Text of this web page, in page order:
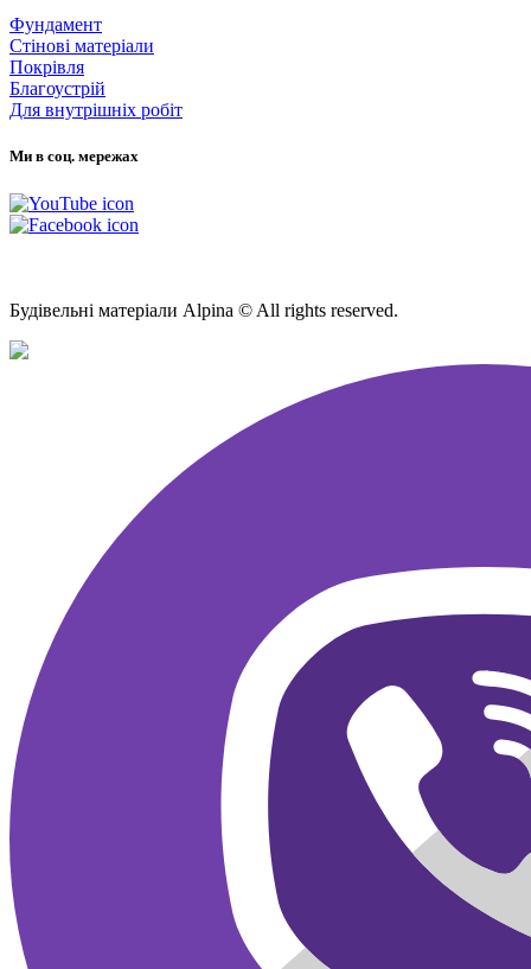
Фундамент
Стінові матеріали
Покрівля
Благоустрій
Для внутрішніх робіт
Ми в соц. мережах
Будівельні матеріали Alpina © All rights reserved.